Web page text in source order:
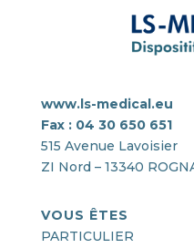
www.ls-medical.eu
Fax : 04 30 650 651
515 Avenue Lavoisier
ZI Nord – 13340
VOUS ÊTES
PARTICULIER